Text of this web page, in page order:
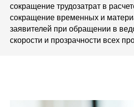
сокращение трудозатрат в
сокращение временных и
заявителей при обращении в
скорости и прозрачности всех